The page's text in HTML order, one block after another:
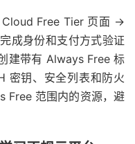
Cloud Free Tier 页面 →
成身份和支付方式验证
建带有 Always Free 标
密钥、安全列表和防火
Free 范围内的资源，避